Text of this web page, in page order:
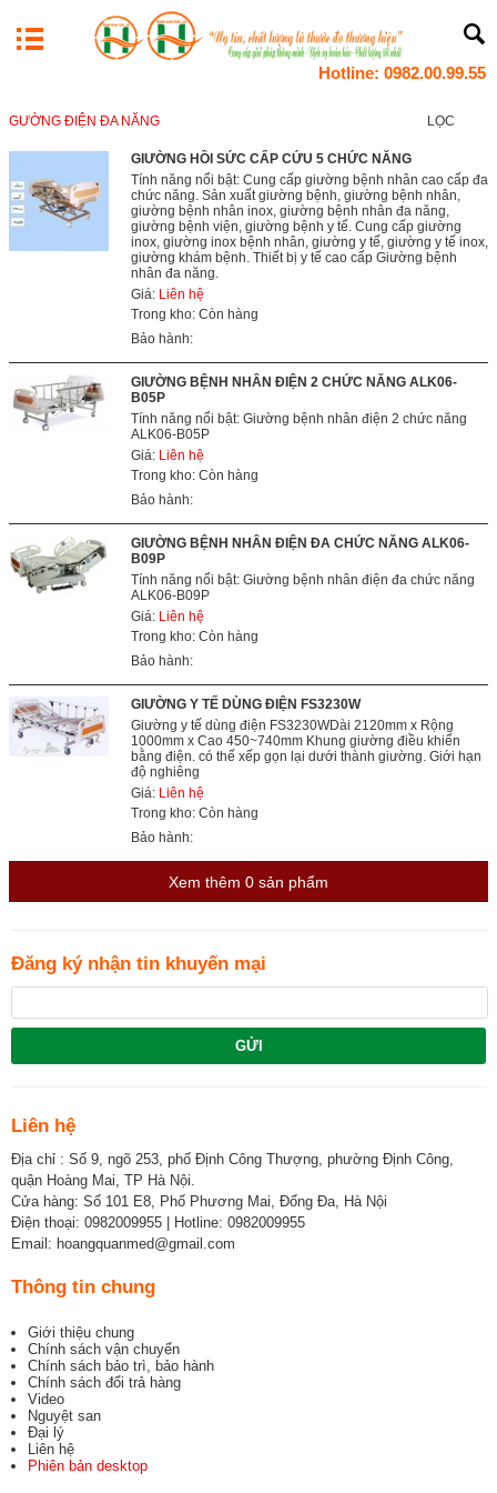
Hotline: 0982.00.99.55
GƯỜNG ĐIỆN ĐA NĂNG LỌC
GIƯỜNG HỒI SỨC CẤP CỨU 5 CHỨC NĂNG
Tính năng nổi bật: Cung cấp giường bệnh nhân cao cấp đa
chức năng. Sản xuất giường bệnh, giường bệnh nhân,
giường bệnh nhân inox, giường bệnh nhân đa năng,
giường bệnh viện, giường bệnh y tế. Cung cấp giường
inox, giường inox bệnh nhân, giường y tế, giường y tế inox,
giường khám bệnh. Thiết bị y tế cao cấp Giường bệnh
nhân đa năng.
Giá: Liên hệ
Trong kho: Còn hàng
Bảo hành:
GIƯỜNG BỆNH NHÂN ĐIỆN 2 CHỨC NĂNG ALK06-
B05P
Tính năng nổi bật: Giường bệnh nhân điện 2 chức năng
ALK06-B05P
Giá: Liên hệ
Trong kho: Còn hàng
Bảo hành:
GIƯỜNG BỆNH NHÂN ĐIỆN ĐA CHỨC NĂNG ALK06-
B09P
Tính năng nổi bật: Giường bệnh nhân điện đa chức năng
ALK06-B09P
Giá: Liên hệ
Trong kho: Còn hàng
Bảo hành:
GIƯỜNG Y TẾ DÙNG ĐIỆN FS3230W
Giường y tế dùng điện FS3230WDài 2120mm x Rộng
1000mm x Cao 450~740mm Khung giường điều khiển
bằng điện. có thế xếp gọn lại dưới thành giường. Giới hạn
độ nghiêng
Giá: Liên hệ
Trong kho: Còn hàng
Bảo hành:
Xem thêm 0 sản phẩm
Đăng ký nhận tin khuyến mại
GỬI
Liên hệ
Địa chỉ : Số 9, ngõ 253, phố Định Công Thượng, phường Định Công,
quận Hoàng Mai, TP Hà Nội.
Cửa hàng: Số 101 E8, Phố Phương Mai, Đống Đa, Hà Nội
Điện thoại: 0982009955 | Hotline: 0982009955
Email: hoangquanmed@gmail.com
Thông tin chung
Giới thiệu chung
Chính sách vận chuyển
Chính sách bảo trì, bảo hành
Chính sách đổi trả hàng
Video
Nguyệt san
Đại lý
Liên hệ
Phiên bản desktop